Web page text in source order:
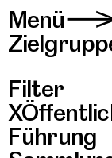
Menü
Filter
Führung